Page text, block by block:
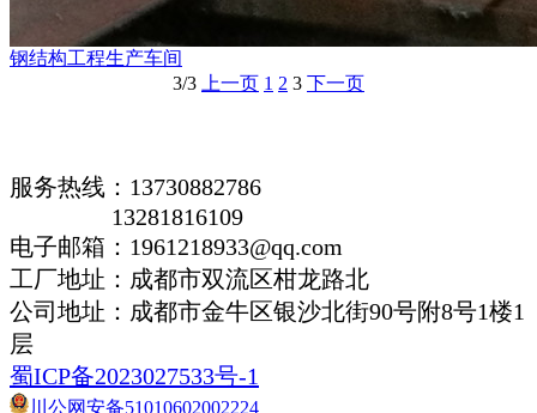
钢结构工程生产车间
3/3
上一页 1 2 3 下一页
服务热线：13730882786
13281816109
电子邮箱：1961218933@qq.com
工厂地址：成都市双流区柑龙路北
公司地址： 成都市金牛区银沙北街90号附8号1楼1
层
蜀ICP备2023027533号-1
川公网安备51010602002224